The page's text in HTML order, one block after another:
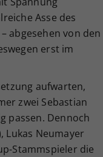
Asse des
abgesehen von den
erst im
aufwarten,
zwei Sebastian
passen. Dennoch
Lukas Neumayer
Stammspieler die